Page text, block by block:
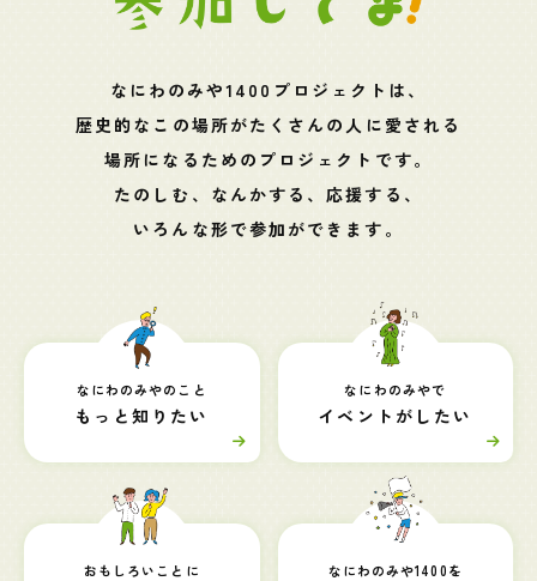
なにわのみや1400プロジェクトは、
歴史的なこの場所がたくさんの人に愛される
場所になるためのプロジェクトです。
たのしむ、なんかする、応援する、
いろんな形で参加ができます。
なにわのみやのこと
もっと知りたい
なにわのみやで
イベントがしたい
おもしろいことに なにわのみや1400を